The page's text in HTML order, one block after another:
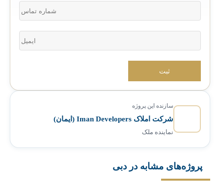
سازنده این پروژه
شرکت املاک Iman Developers‎ (ایمان)
نماینده ملک
پروژه‌های مشابه در دبی